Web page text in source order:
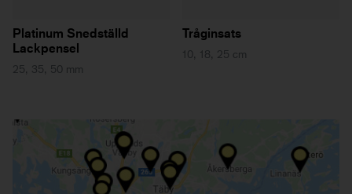
Platinum Snedställd
Lackpensel
25, 35, 50 mm
Tråginsats
10, 18, 25 cm